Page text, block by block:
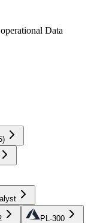
Data
PL-300